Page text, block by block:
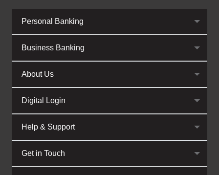
Personal Banking
Business Banking
About Us
Digital Login
Help & Support
Get in Touch